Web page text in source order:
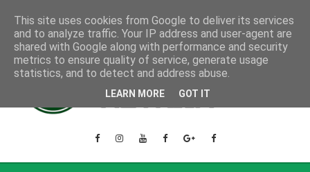
This site uses cookies from Google to deliver its services
and to analyze traffic. Your IP address and user-agent are
shared with Google along with performance and security
metrics to ensure quality of service, generate usage
statistics, and to detect and address abuse.
LEARN MORE GOT IT